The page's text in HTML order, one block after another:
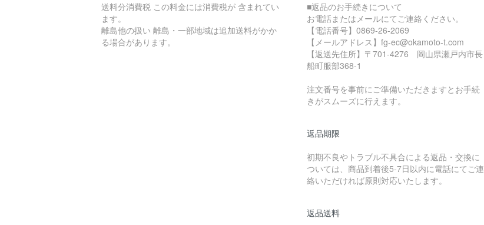
送料分消費税 この料金には消費税が 含まれてい
ます。
離島他の扱い 離島・一部地域は追加送料がかか
る場合があります。
■返品のお手続きについて
お電話またはメールにてご連絡ください。
【電話番号】0869-26-2069
【メールアドレス】fg-ec@okamoto-t.com
【返送先住所】〒701-4276 岡山県瀬戸内市長
船町服部368-1
注文番号を事前にご準備いただきますとお手続
きがスムーズに行えます。
返品期限
初期不良やトラブル不具合による返品・交換に
ついては、商品到着後5-7日以内に電話にてご連
絡いただければ原則対応いたします。
返品送料